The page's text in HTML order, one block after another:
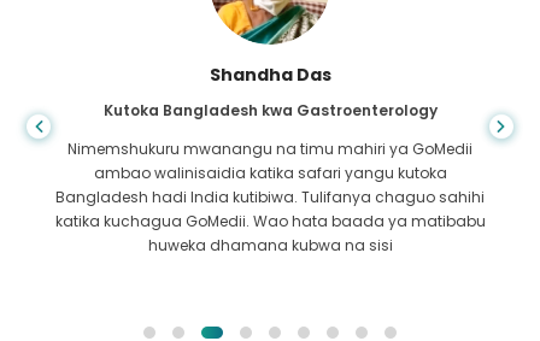
Shandha Das
Kutoka Bangladesh kwa Gastroenterology
Nimemshukuru mwanangu na timu mahiri ya GoMedii
ambao walinisaidia katika safari yangu kutoka
Bangladesh hadi India kutibiwa. Tulifanya chaguo sahihi
katika kuchagua GoMedii. Wao hata baada ya matibabu
huweka dhamana kubwa na sisi